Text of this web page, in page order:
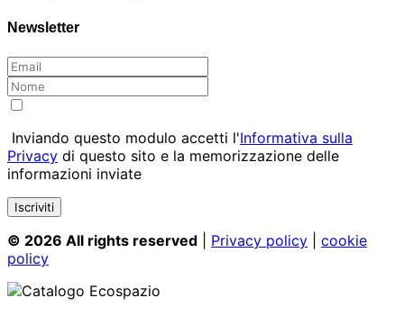
Newsletter
Inviando questo modulo accetti l'Informativa sulla
Privacy di questo sito e la memorizzazione delle
informazioni inviate
© 2026 All rights reserved Privacy policy
cookie
policy